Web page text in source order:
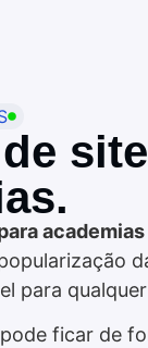
academias
para
ficar de